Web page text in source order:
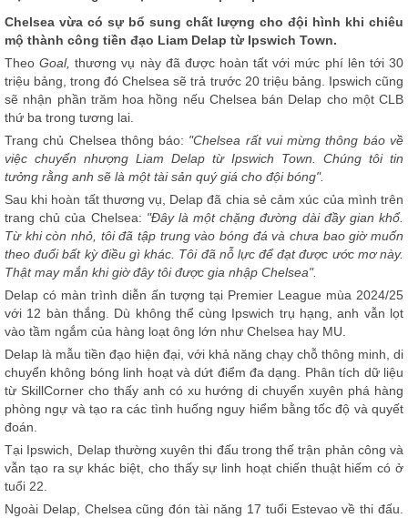
Chelsea vừa có sự bổ sung chất lượng cho đội hình khi chiêu
mộ thành công tiền đạo Liam Delap từ Ipswich Town.
TheoGoal, thương vụ này đã được hoàn tất với mức phí lên tới 30
triệu bảng, trong đó Chelsea sẽ trả trước 20 triệu bảng. Ipswich cũng
sẽ nhận phần trăm hoa hồng nếu Chelsea bán Delap cho một CLB
thứ ba trong tương lai.
Trang chủ Chelsea thông báo: "Chelsea rất vui mừng thông báo về
việc chuyển nhượng Liam Delap từ Ipswich Town. Chúng tôi tin
tưởng rằng anh sẽ là một tài sản quý giá cho đội bóng".
Sau khi hoàn tất thương vụ, Delap đã chia sẻ cảm xúc của mình trên
trang chủ của Chelsea: "Đây là một chặng đường dài đầy gian khổ.
Từ khi còn nhỏ, tôi đã tập trung vào bóng đá và chưa bao giờ muốn
theo đuổi bất kỳ điều gì khác. Tôi đã nỗ lực để đạt được ước mơ này.
Thật may mắn khi giờ đây tôi được gia nhập Chelsea".
Delap có màn trình diễn ấn tượng tại Premier League mùa 2024/25
với 12 bàn thắng. Dù không thể cùng Ipswich trụ hạng, anh vẫn lọt
vào tầm ngắm của hàng loạt ông lớn như Chelsea hay MU.
Delap là mẫu tiền đạo hiện đại, với khả năng chạy chỗ thông minh, di
chuyển không bóng linh hoạt và dứt điểm đa dạng. Phân tích dữ liệu
từ SkillCorner cho thấy anh có xu hướng di chuyển xuyên phá hàng
phòng ngự và tạo ra các tình huống nguy hiểm bằng tốc độ và quyết
đoán.
Tại Ipswich, Delap thường xuyên thi đấu trong thế trận phản công và
vẫn tạo ra sự khác biệt, cho thấy sự linh hoạt chiến thuật hiếm có ở
tuổi 22.
Ngoài Delap, Chelsea cũng đón tài năng 17 tuổi Estevao về thi đấu.